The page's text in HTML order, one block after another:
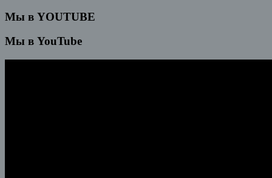
Мы в YOUTUBE
Мы в YouTube